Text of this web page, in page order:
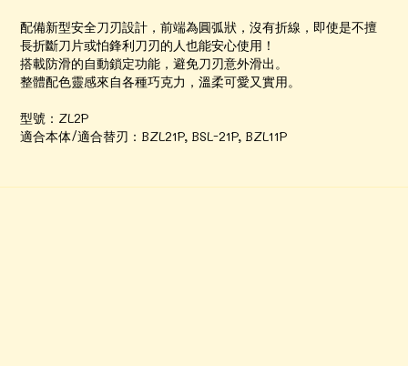
配備新型安全刀刃設計，前端為圓弧狀，沒有折線，即使是不擅
長折斷刀片或怕鋒利刀刃的人也能安心使用！
搭載防滑的自動鎖定功能，避免刀刃意外滑出。
整體配色靈感來自各種巧克力，溫柔可愛又實用。
型號：ZL2P
適合本体/適合替刃：BZL21P, BSL-21P, BZL11P